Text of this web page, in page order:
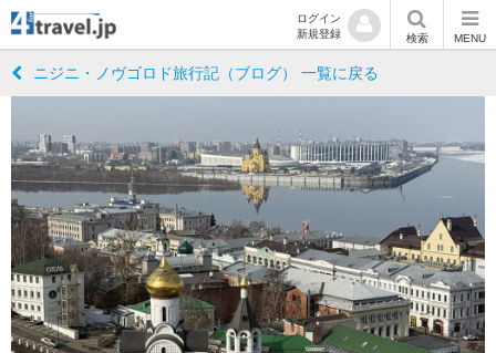
ログイン
新規登録
検索 MENU
ニジニ・ノヴゴロド旅行記（ブログ） 一覧に戻る